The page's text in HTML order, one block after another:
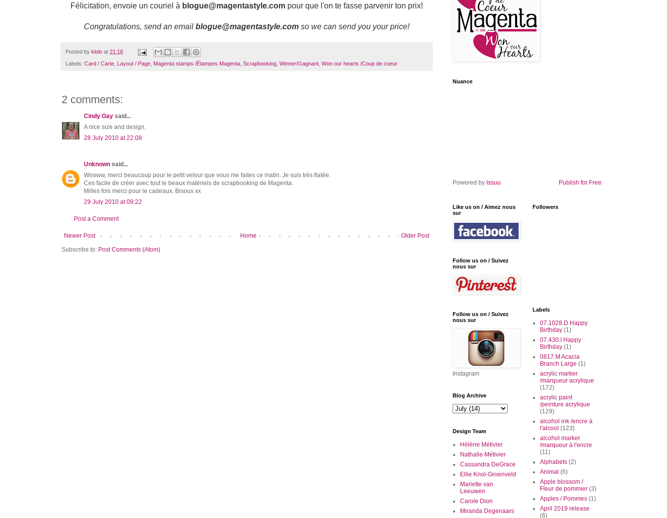
Félicitation, envoie un couriel à blogue@magentastyle.com pour que l'on te fasse parvenir ton prix!
Congratulations, send an email blogue@magentastyle.com so we can send you your price!
Posted by klolo at 21:16
Labels: Card / Carte, Layout / Page, Magenta stamps /Étampes Magenta, Scrapbooking, Winner/Gagnant, Won our hearts /Coup de coeur
2 comments:
Cindy Gay said...
A nice size and design.
28 July 2010 at 22:08
Unknown said...
Wooww, merci beaucoup pour le petit velour que vous me faites ce matin. Je suis très flatée.
Ces facile de créer avec tout le beaux matériels de scrapbooking de Magenta.
Milles fois merci pour le cadeaux. Bisous xx
29 July 2010 at 09:22
Post a Comment
Newer Post Older Post
Home
Subscribe to: Post Comments (Atom)
Nuance
Powered by Issuu Publish for Free
Like us on / Aimez nous
sur
Follow us on / Suivez
nous sur
Follow us on / Suivez
nous sur
Instagram
Blog Archive
Design Team
Hélène Métivier
Nathalie Métivier
Cassandra DeGrace
Ellie Knol-Groenveld
Mariette van
Leeuwen
Carole Dion
Miranda Degenaars
Followers
Labels
07.1028.D Happy
Birthday (1)
07.430.I Happy
Birthday (1)
0817.M Acacia
Branch Large (1)
acrylic marker
/marqueur acrylique
(172)
acrylic paint
/peinture acrylique
(129)
alcohol ink /encre à
l'alcool (123)
alcohol marker
/marqueur à l'encre
(11)
Alphabets (2)
Animal (6)
Apple blossom /
Fleur de pommier (3)
Apples / Pommes (1)
April 2019 release
(6)